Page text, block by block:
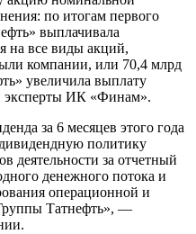
по итогам первого
выплачивала
на все виды акций,
компании, или 70,4 млрд
увеличила выплату
эксперты ИК «Финам».
за 6 месяцев этого года
политику
деятельности за отчетный
денежного потока и
операционной и
Татнефть», —